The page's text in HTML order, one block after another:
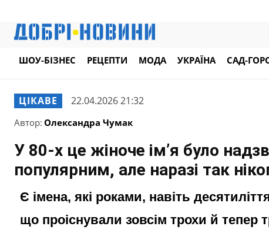
ШОУ-БІЗНЕС РЕЦЕПТИ МОДА УКРАЇНА САД-
ЦІКАВЕ 22.04.2026 21:32
Автор: Олександра Чумак
У 80-х це жіноче ім’я було
популярним, але наразі так
Є імена, які роками, навіть
що проіснували зовсім трохи й тепер